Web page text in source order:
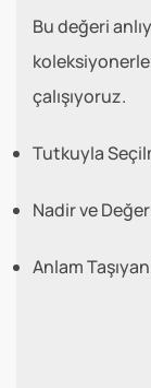
Bu değeri
çalışıyoruz.
Tutkuyla
Nadir ve
Anlam